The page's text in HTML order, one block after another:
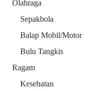
Olahraga
Sepakbola
Balap Mobil/Motor
Bulu Tangkis
Ragam
Kesehatan